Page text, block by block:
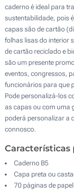
caderno é ideal para
sustentabilidade, pois
capas são de cartão
folhas lisas do interior
de cartão reciclado e
são um presente
eventos, congressos,
funcionários para que
Pode personalizá-los
as capas ou com uma
poderá personalizar a
connosco.
Características
Caderno B5
Capa preta ou
70 páginas de